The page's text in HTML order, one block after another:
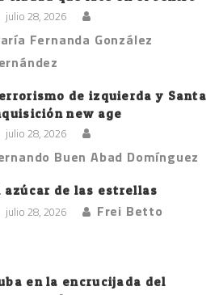
julio 28, 2026
Fernanda González
de izquierda y Santa
new age
julio 28, 2026
Buen Abad Domínguez
azúcar de las estrellas
julio 28, 2026 Frei Betto
en la encrucijada del